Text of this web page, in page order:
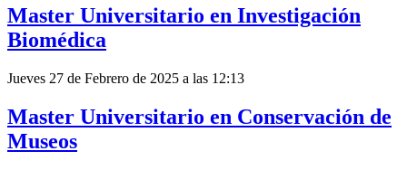
Master Universitario en Investigación
Biomédica
Jueves 27 de Febrero de 2025 a las 12:13
Master Universitario en Conservación de
Museos